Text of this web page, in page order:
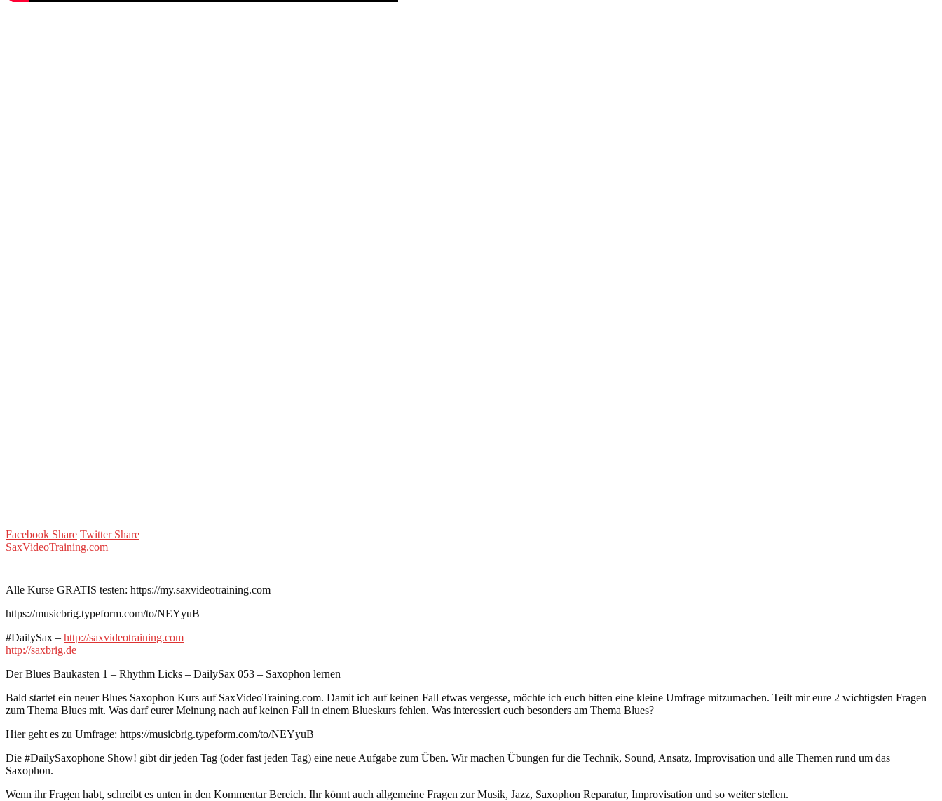
Facebook Share Twitter Share
SaxVideoTraining.com
Alle Kurse GRATIS testen: https://my.saxvideotraining.com
https://musicbrig.typeform.com/to/NEYyuB
#DailySax – http://saxvideotraining.com
http://saxbrig.de
Der Blues Baukasten 1 – Rhythm Licks – DailySax 053 – Saxophon lernen
Bald startet ein neuer Blues Saxophon Kurs auf SaxVideoTraining.com. Damit ich auf keinen Fall etwas vergesse, möchte ich euch bitten eine kleine Umfrage mitzumachen. Teilt mir eure 2 wichtigsten Fragen
zum Thema Blues mit. Was darf eurer Meinung nach auf keinen Fall in einem Blueskurs fehlen. Was interessiert euch besonders am Thema Blues?
Hier geht es zu Umfrage: https://musicbrig.typeform.com/to/NEYyuB
Die #DailySaxophone Show! gibt dir jeden Tag (oder fast jeden Tag) eine neue Aufgabe zum Üben. Wir machen Übungen für die Technik, Sound, Ansatz, Improvisation und alle Themen rund um das
Saxophon.
Wenn ihr Fragen habt, schreibt es unten in den Kommentar Bereich. Ihr könnt auch allgemeine Fragen zur Musik, Jazz, Saxophon Reparatur, Improvisation und so weiter stellen.